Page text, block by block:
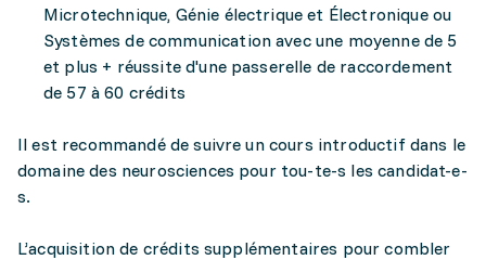
Microtechnique, Génie électrique et Électronique ou
Systèmes de communication avec une moyenne de 5
et plus + réussite d'une passerelle de raccordement
de 57 à 60 crédits
Il est recommandé de suivre un cours introductif dans le
domaine des neurosciences pour tou-te-s les candidat-e-
s.
L’acquisition de crédits supplémentaires pour combler